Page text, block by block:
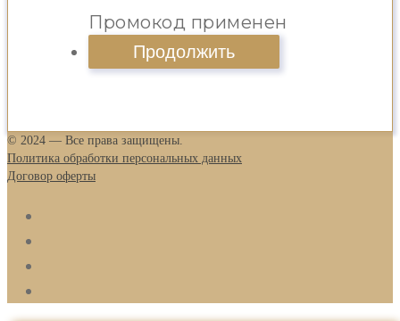
Промокод применен
© 2024 — Все права защищены.
Политика обработки персональных данных
Договор оферты